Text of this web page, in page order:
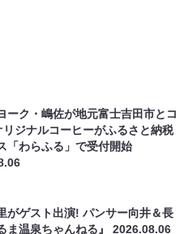
ーク・嶋佐が地元富士吉田市とコ
リジナルコーヒーがふるさと納税
「わらふる」で受付開始
がゲスト出演! パンサー向井＆長
ま温泉ちゃんねる』2026.08.06